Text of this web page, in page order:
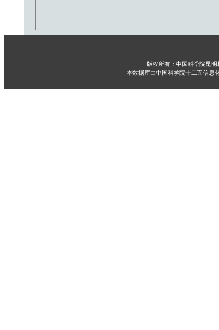
版权所有：中国科学院昆
本数据库由中国科学院十二五信息